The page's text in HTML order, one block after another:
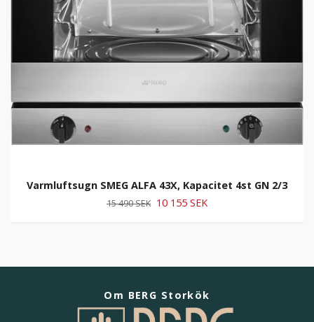
Varmluftsugn SMEG ALFA 43X, Kapacitet 4st GN 2/3
15 490 SEK 10 155 SEK
Om BERG Storkök